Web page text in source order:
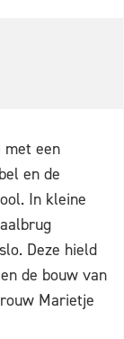
met een
en de
In kleine
Deze hield
de bouw van
Marietje